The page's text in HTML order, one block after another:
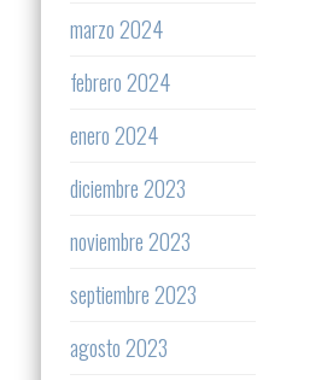
marzo 2024
febrero 2024
enero 2024
diciembre 2023
noviembre 2023
septiembre 2023
agosto 2023